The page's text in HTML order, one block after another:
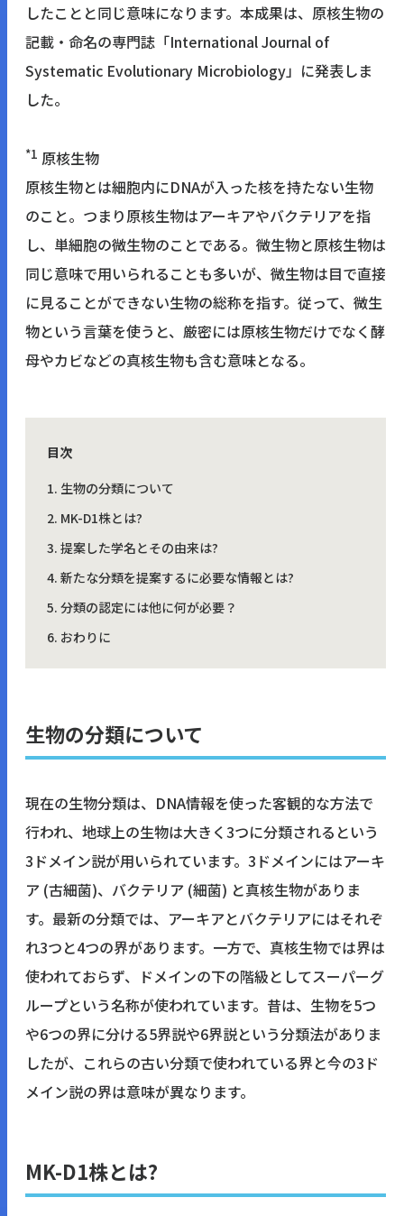
したことと同じ意味になります。本成果は、原核生物の
記載・命名の専門誌「International Journal of
Systematic Evolutionary Microbiology」に発表しま
した。
*1 原核生物
原核生物とは細胞内にDNAが入った核を持たない生物
のこと。 つまり原核生物はアーキアやバクテリアを指
し、単細胞の微生物のことである。 微生物と原核生物は
同じ意味で用いられることも多いが、微生物は目で直接
に見ることができない生物の総称を指す。従って、 微生
物という言葉を使うと、厳密には原核生物だけでなく酵
母やカ ビなどの真核生物も含む意味となる。
目次
生物の分類について
MK-D1株とは?
提案した学名とその由来は?
新たな分類を提案するに必要な情報とは?
分類の認定には他に何が必要？
おわりに
生物の分類について
現在の生物分類は、DNA情報を使った客観的な方法で
行われ、地球上の生物は大きく3つに分類されるという
3ドメイン説が用いられています。3ドメインにはアーキ
ア (古細菌)、バクテリア (細菌) と真核生物がありま
す。最新の分類では、アーキアとバクテリアにはそれぞ
れ3つと4つの界があります。一方で、真核生物では界は
使われておらず、ドメインの下の階級としてスーパーグ
ループという名称が使われています。昔は、生物を5つ
や6つの界に分ける5界説や6界説という分類法がありま
したが、これらの古い分類で使われている界と今の3ド
メイン説の界は意味が異なります。
MK-D1株とは?